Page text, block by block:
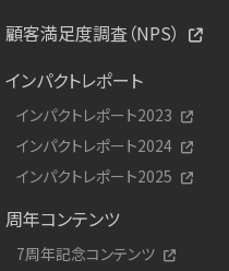
顧客満足度調査（NPS）
インパクトレポート
インパクトレポート2023
インパクトレポート2024
インパクトレポート2025
周年コンテンツ
7周年記念コンテンツ